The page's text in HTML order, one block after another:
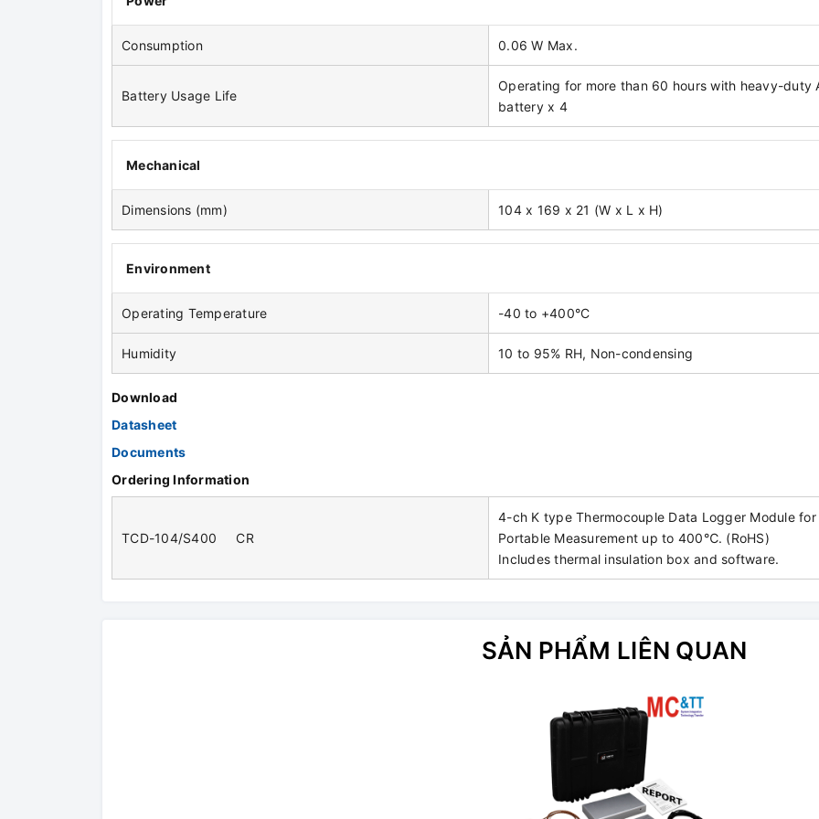
Consumption 0.06 W Max.
Battery Usage Life
Operating for more than 60 hours with heavy-duty
battery x 4
Mechanical
Dimensions (mm) 104 x 169 x 21 (W x L x H)
Environment
Operating Temperature -40 to +400°C
Humidity 10 to 95% RH, Non-condensing
Download
Datasheet
Documents
Ordering Information
TCD-104/S400 CR
4-ch K type Thermocouple Data Logger Module for
Portable Measurement up to 400℃. (RoHS)
Includes thermal insulation box and software.
SẢN PHẨM LIÊN QUAN